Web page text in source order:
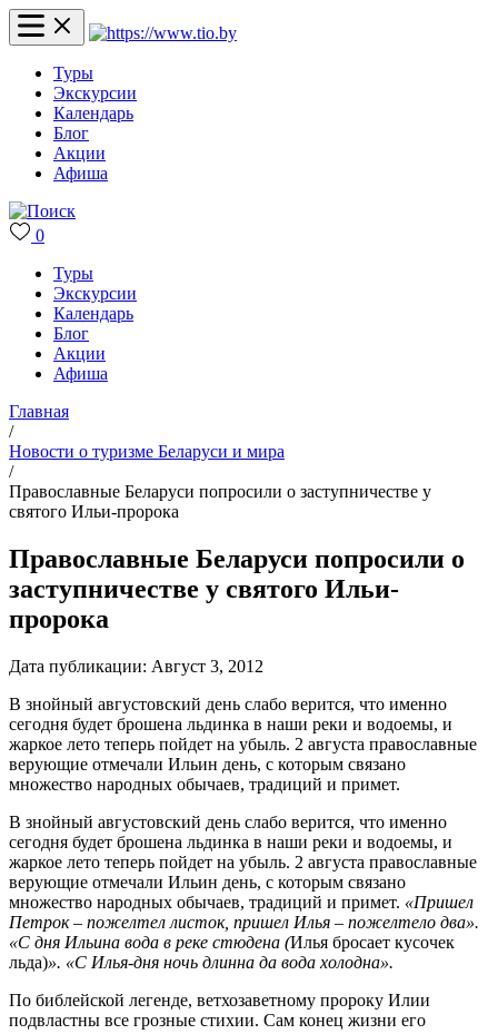
Туры
Экскурсии
Календарь
Блог
Акции
Афиша
0
Туры
Экскурсии
Календарь
Блог
Акции
Афиша
Главная
/
Новости о туризме Беларуси и мира
/
Православные Беларуси попросили о заступничестве у
святого Ильи-пророка
Православные Беларуси попросили о
заступничестве у святого Ильи-
пророка
Дата публикации: Август 3, 2012
В знойный августовский день слабо верится, что именно
сегодня будет брошена льдинка в наши реки и водоемы, и
жаркое лето теперь пойдет на убыль. 2 августа православные
верующие отмечали Ильин день, с которым связано
множество народных обычаев, традиций и примет.
В знойный августовский день слабо верится, что именно
сегодня будет брошена льдинка в наши реки и водоемы, и
жаркое лето теперь пойдет на убыль. 2 августа православные
верующие отмечали Ильин день, с которым связано
множество народных обычаев, традиций и примет. «Пришел
Петрок – пожелтел листок, пришел Илья – пожелтело два».
«С дня Ильина вода в реке стюдена (Илья бросает кусочек
льда)». «С Илья-дня ночь длинна да вода холодна».
По библейской легенде, ветхозаветному пророку Илии
подвластны все грозные стихии. Сам конец жизни его